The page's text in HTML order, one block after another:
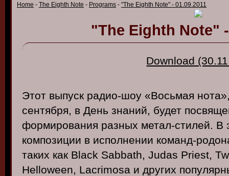
Home - The Eighth Note - Programs - "The Eighth Note" - 01.09.2011
"The Eighth Note" -
Download
Этот выпуск радио-шоу «Восьмая нота
сентября, в День знаний, будет посв
формирования разных метал-стилей. В
композиции в исполнении команд-
таких как Black Sabbath, Judas Priest,
Helloween, Lacrimosa и других